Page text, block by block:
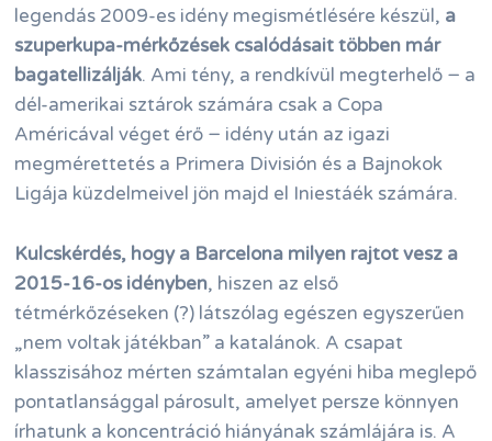
legendás 2009-es idény megismétlésére készül, a
szuperkupa-mérkőzések csalódásait többen már
bagatellizálják. Ami tény, a rendkívül megterhelő − a
dél-amerikai sztárok számára csak a Copa
Américával véget érő − idény után az igazi
megmérettetés a Primera División és a Bajnokok
Ligája küzdelmeivel jön majd el Iniestáék számára.
Kulcskérdés, hogy a Barcelona milyen rajtot vesz a
2015-16-os idényben, hiszen az első
tétmérkőzéseken (?) látszólag egészen egyszerűen
„nem voltak játékban” a katalánok. A csapat
klasszisához mérten számtalan egyéni hiba meglepő
pontatlansággal párosult, amelyet persze könnyen
írhatunk a koncentráció hiányának számlájára is. A